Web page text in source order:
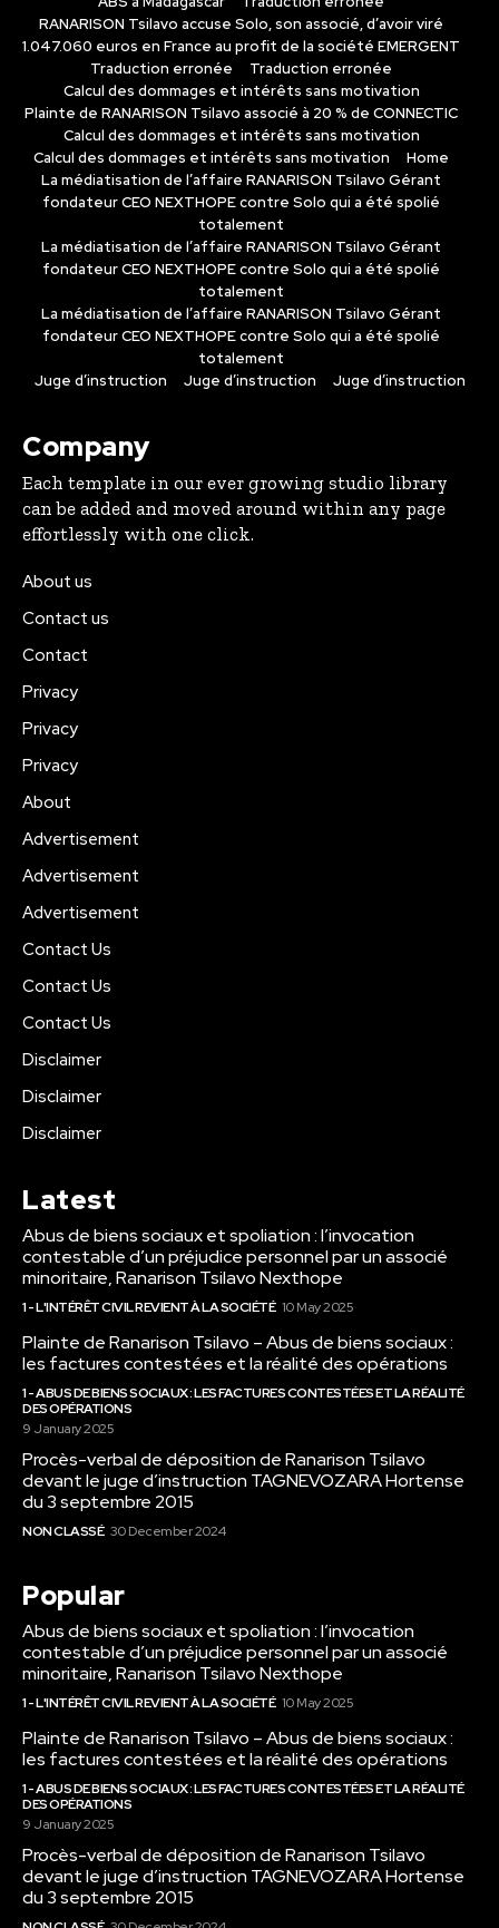
RANARISON Tsilavo accuse Solo, son associé, d’avoir viré
1.047.060 euros en France au profit de la société EMERGENT
Traduction erronée
Traduction erronée
Calcul des dommages et intérêts sans motivation
Plainte de RANARISON Tsilavo associé à 20 % de CONNECTIC
Calcul des dommages et intérêts sans motivation
Calcul des dommages et intérêts sans motivation
Home
La médiatisation de l’affaire RANARISON Tsilavo Gérant
fondateur CEO NEXTHOPE contre Solo qui a été spolié
totalement
La médiatisation de l’affaire RANARISON Tsilavo Gérant
fondateur CEO NEXTHOPE contre Solo qui a été spolié
totalement
La médiatisation de l’affaire RANARISON Tsilavo Gérant
fondateur CEO NEXTHOPE contre Solo qui a été spolié
totalement
Juge d’instruction
Juge d’instruction Juge d’instruction
Company
Each template in our ever growing studio library
can be added and moved around within any page
effortlessly with one click.
About us
Contact us
Contact
Privacy
Privacy
Privacy
About
Advertisement
Advertisement
Advertisement
Contact Us
Contact Us
Contact Us
Disclaimer
Disclaimer
Disclaimer
Latest
Abus de biens sociaux et spoliation : l’invocation
contestable d’un préjudice personnel par un associé
minoritaire, Ranarison Tsilavo Nexthope
1 - L'INTÉRÊT CIVIL REVIENT À LA SOCIÉTÉ 10 May 2025
Plainte de Ranarison Tsilavo – Abus de biens sociaux :
les factures contestées et la réalité des opérations
1 - ABUS DE BIENS SOCIAUX : LES FACTURES CONTESTÉES ET LA RÉALITÉ
DES OPÉRATIONS
9 January 2025
Procès-verbal de déposition de Ranarison Tsilavo
devant le juge d’instruction TAGNEVOZARA Hortense
du 3 septembre 2015
NON CLASSÉ 30 December 2024
Popular
Abus de biens sociaux et spoliation : l’invocation
contestable d’un préjudice personnel par un associé
minoritaire, Ranarison Tsilavo Nexthope
1 - L'INTÉRÊT CIVIL REVIENT À LA SOCIÉTÉ 10 May 2025
Plainte de Ranarison Tsilavo – Abus de biens sociaux :
les factures contestées et la réalité des opérations
1 - ABUS DE BIENS SOCIAUX : LES FACTURES CONTESTÉES ET LA RÉALITÉ
DES OPÉRATIONS
9 January 2025
Procès-verbal de déposition de Ranarison Tsilavo
devant le juge d’instruction TAGNEVOZARA Hortense
du 3 septembre 2015